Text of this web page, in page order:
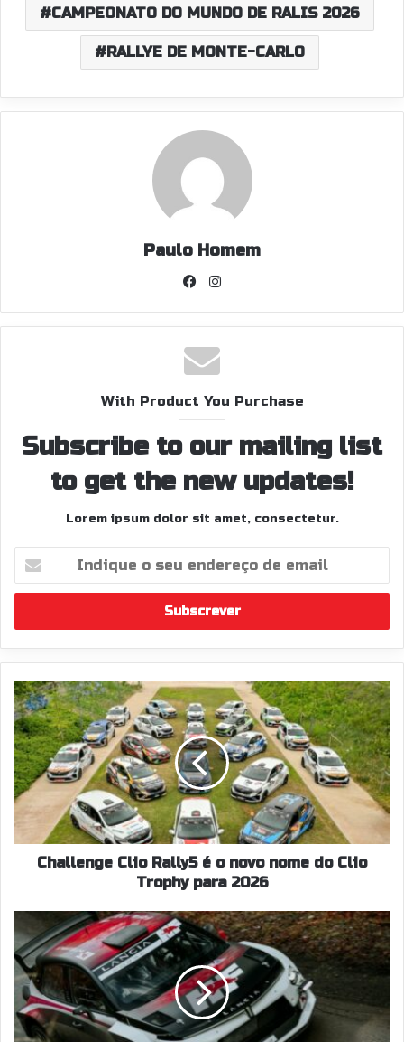
CAMPEONATO DO MUNDO DE RALIS 2026
RALLYE DE MONTE-CARLO
Paulo Homem
Facebook
With Product You Purchase
Subscribe to our mailing list
to get the new updates!
Lorem ipsum dolor sit amet, consectetur.
seu
de
email
Challenge
Clio
Rally5
é
o
novo
nome
do
Clio
TrophyChallenge Clio Rally5 é o novo nome do Clio
Trophy para 2026
regresso
de
um
nome
histórico
nos